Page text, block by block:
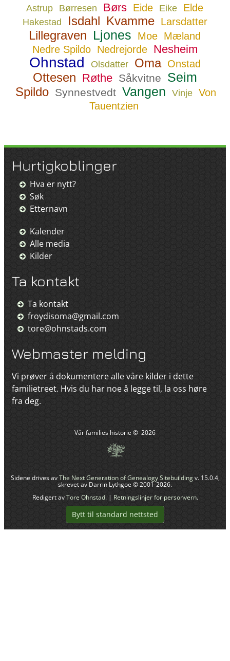
Astrup Børresen Børs Eide Eike Elde
Hakestad Isdahl Kvamme Larsdatter
Lillegraven Ljones Moe Mæland
Nedre Spildo Nedrejorde Nesheim
Ohnstad Olsdatter Oma Onstad
Ottesen Røthe Såkvitne Seim
Spildo Synnestvedt Vangen Vinje
Von
Tauentzien
Hurtigkoblinger
Hva er nytt?
Søk
Etternavn
Kalender
Alle media
Kilder
Ta kontakt
Ta kontakt
froydisoma@gmail.com
tore@ohnstads.com
Webmaster melding
Vi prøver å dokumentere alle våre kilder i dette
familietreet. Hvis du har noe å legge til, la oss høre
fra deg.
Vår families historie © 2026
Sidene drives avThe Next Generation of Genealogy Sitebuildingv. 15.0.4,
skrevet av Darrin Lythgoe © 2001-2026.
Redigert avTore Ohnstad. | Retningslinjer for personvern.
Bytt til standard nettsted